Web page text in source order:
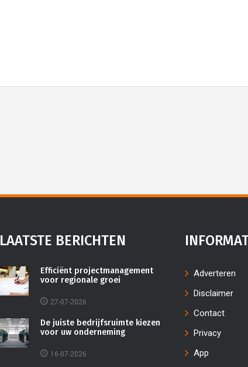
LAATSTE BERICHTEN
Efficiënt projectmanagement
voor regionale groei
27-07-2026
De juiste bedrijfsruimte kiezen
voor uw onderneming
16-07-2026
Adverteren
Disclaimer
Contact
Privacy
App